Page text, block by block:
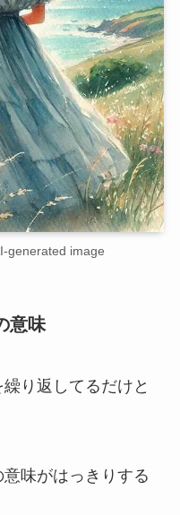
generated image
意味
り返してるだけと
味がはっきりする